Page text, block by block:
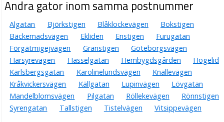
Andra gator inom samma postnummer
Algatan Björkstigen Blåklockevägen
Bokstigen
Bäckemadsvägen
Ekliden Enstigen
Furugatan
Förgätmigejvägen
Granstigen
Göteborgsvägen
Harsyrevägen
Hasselgatan Hembygdsgården
Högelid
Karlsbergsgatan
Karolinelundsvägen
Knallevägen
Kråkvickersvägen
Källgatan Lupinvägen
Lövgatan
Mandelblomsvägen
Pilgatan Röllekevägen
Rönnstigen
Syrengatan
Tallstigen Tistelvägen Vitsippevägen